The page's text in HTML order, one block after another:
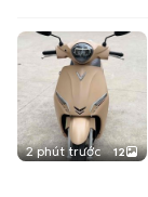
2 phút trước 12